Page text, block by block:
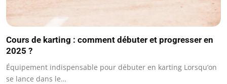
Cours de karting : comment débuter et progresser en
2025 ?
Équipement indispensable pour débuter en karting Lorsqu’on
se lance dans le…